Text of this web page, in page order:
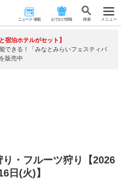
ニュース･連載 おでかけ情報 検 索 メニュー
宿泊ホテルがセット】
できる！「みなとみらいフェスティバ
販売中
・フルーツ狩り【2026
日(火)】